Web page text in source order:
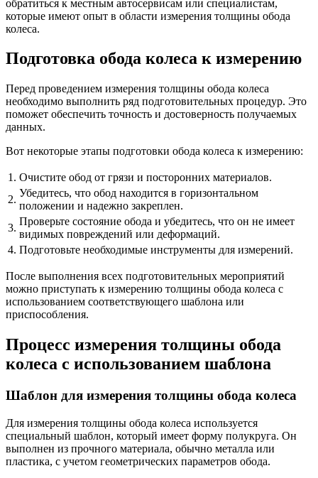
обратиться к местным автосервисам или специалистам,
которые имеют опыт в области измерения толщины обода
колеса.
Подготовка обода колеса к измерению
Перед проведением измерения толщины обода колеса
необходимо выполнить ряд подготовительных процедур. Это
поможет обеспечить точность и достоверность получаемых
данных.
Вот некоторые этапы подготовки обода колеса к измерению:
1. Очистите обод от грязи и посторонних материалов.
2.
Убедитесь, что обод находится в горизонтальном
положении и надежно закреплен.
3.
Проверьте состояние обода и убедитесь, что он не имеет
видимых повреждений или деформаций.
4. Подготовьте необходимые инструменты для измерений.
После выполнения всех подготовительных мероприятий
можно приступать к измерению толщины обода колеса с
использованием соответствующего шаблона или
приспособления.
Процесс измерения толщины обода
колеса с использованием шаблона
Шаблон для измерения толщины обода колеса
Для измерения толщины обода колеса используется
специальный шаблон, который имеет форму полукруга. Он
выполнен из прочного материала, обычно металла или
пластика, с учетом геометрических параметров обода.